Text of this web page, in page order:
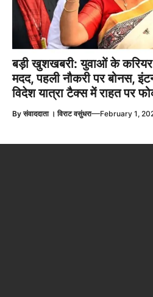
बड़ी खुशखबरी: युवाओं के
मदद, पहली नौकरी पर बोनस,
विदेश यात्रा टैक्स में राहत पर
Byसंवाददाता । विराट वसुंधरा—February 1,